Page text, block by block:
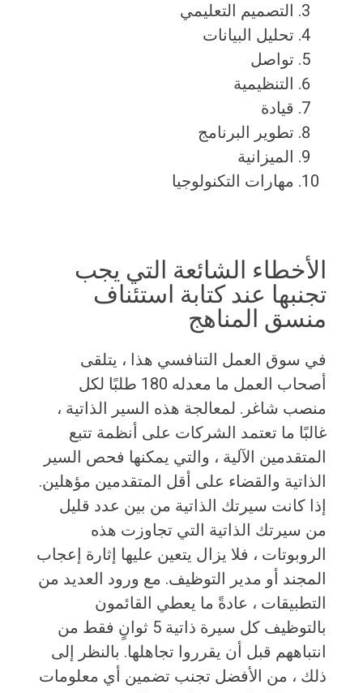
التصميم التعليمي
تحليل البيانات
تواصل
التنظيمية
قيادة
تطوير البرنامج
الميزانية
مهارات التكنولوجيا
الأخطاء الشائعة التي يجب
تجنبها عند كتابة استئناف
منسق المناهج
في سوق العمل التنافسي هذا ، يتلقى
أصحاب العمل ما معدله 180 طلبًا لكل
منصب شاغر. لمعالجة هذه السير الذاتية ،
غالبًا ما تعتمد الشركات على أنظمة تتبع
المتقدمين الآلية ، والتي يمكنها فحص السير
الذاتية والقضاء على أقل المتقدمين مؤهلين.
إذا كانت سيرتك الذاتية من بين عدد قليل
من سيرتك الذاتية التي تجاوزت هذه
الروبوتات ، فلا يزال يتعين عليها إثارة إعجاب
المجند أو مدير التوظيف. مع ورود العديد من
التطبيقات ، عادةً ما يعطي القائمون
بالتوظيف كل سيرة ذاتية 5 ثوانٍ فقط من
انتباههم قبل أن يقرروا تجاهلها. بالنظر إلى
ذلك ، من الأفضل تجنب تضمين أي معلومات